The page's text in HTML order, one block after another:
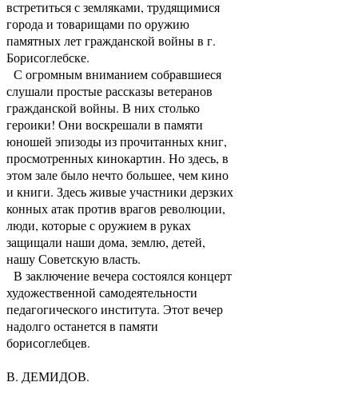
встретиться с земляками, трудящимися
города и товарищами по оружию
памятных лет гражданской войны в г.
Борисоглебске.
С огромным вниманием собравшиеся
слушали простые рассказы ветеранов
гражданской войны. В них столько
героики! Они воскрешали в памяти
юношей эпизоды из прочитанных книг,
просмотренных кинокартин. Но здесь, в
этом зале было нечто большее, чем кино
и книги. Здесь живые участники дерзких
конных атак против врагов революции,
люди, которые с оружием в руках
защищали наши дома, землю, детей,
нашу Советскую власть.
В заключение вечера состоялся концерт
художественной самодеятельности
педагогического института. Этот вечер
надолго останется в памяти
борисоглебцев.
В. ДЕМИДОВ.